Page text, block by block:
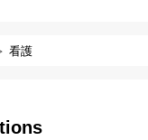
看護